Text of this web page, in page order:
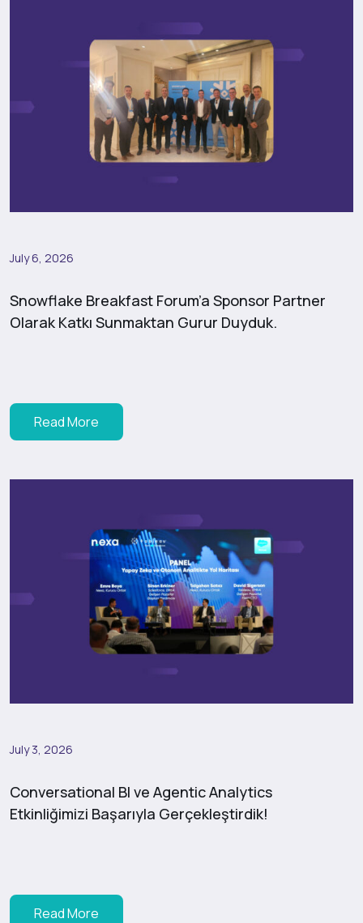
July 6, 2026
Snowflake Breakfast Forum’a Sponsor Partner
Olarak Katkı Sunmaktan Gurur Duyduk.
Read More
July 3, 2026
Conversational BI ve Agentic Analytics
Etkinliğimizi Başarıyla Gerçekleştirdik!
Read More